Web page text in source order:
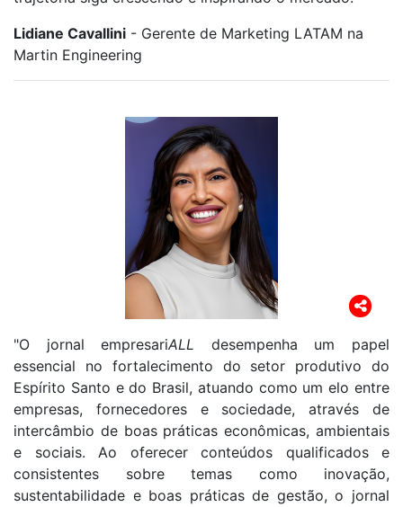
Lidiane Cavallini - Gerente de Marketing LATAM na
Martin Engineering
"O jornal empresariALL desempenha um papel
essencial no fortalecimento do setor produtivo do
Espírito Santo e do Brasil, atuando como um elo entre
empresas, fornecedores e sociedade, através de
intercâmbio de boas práticas econômicas, ambientais
e sociais. Ao oferecer conteúdos qualificados e
consistentes sobre temas como inovação,
sustentabilidade e boas práticas de gestão, o jornal